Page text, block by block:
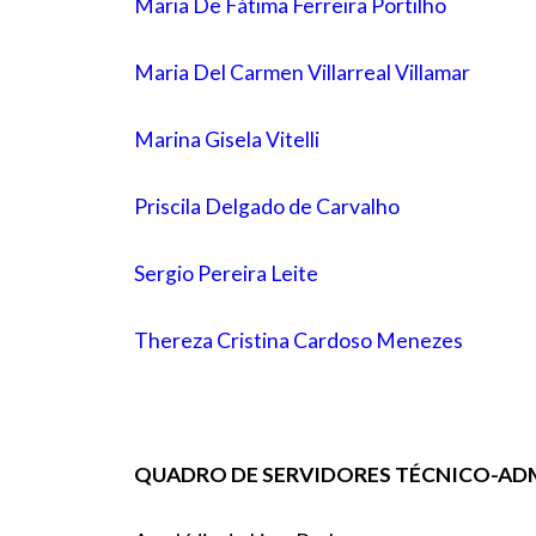
Maria De Fátima Ferreira Portilho
Maria Del Carmen Villarreal Villamar
Marina Gisela Vitelli
Priscila Delgado de Carvalho
Sergio Pereira Leite
Thereza Cristina Cardoso Menezes
QUADRO DE SERVIDORES TÉCNICO-